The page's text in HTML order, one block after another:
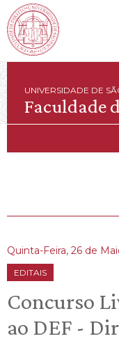
UNIVERSIDADE DE
Faculdade
Quinta-Feira, 26 de
EDITAIS
Concurso
ao DEF -